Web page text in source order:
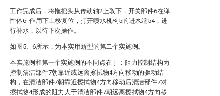
工作完成后，将拖把头从传动轴2上取下，开关部件6在弹
性体61作用下上移复位，打开喷水机构5的进水端54，进
行补水，以待下次操作。
如图5、6所示，为本实用新型的第二个实施例。
本实施例和第一个实施例的不同点在于：阻力控制结构为
控制清洁部件7朝靠近或远离擦拭物4方向移动的驱动结
构，在清洁部件7朝靠近擦拭物4方向移动后清洁部件7对
擦拭物4形成的阻力大于清洁部件7朝远离擦拭物4方向移